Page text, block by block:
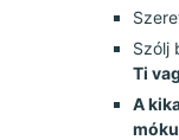
Szólj
Ti
A